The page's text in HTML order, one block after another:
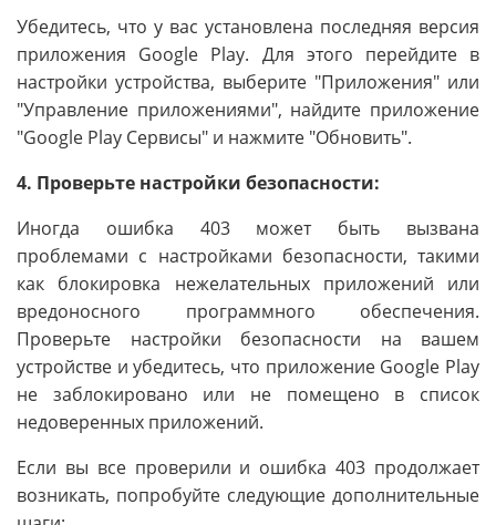
Убедитесь, что у вас установлена последняя версия
приложения Google Play. Для этого перейдите в
настройки устройства, выберите "Приложения" или
"Управление приложениями", найдите приложение
"Google Play Сервисы" и нажмите "Обновить".
4. Проверьте настройки безопасности:
Иногда ошибка 403 может быть вызвана
проблемами с настройками безопасности, такими
как блокировка нежелательных приложений или
вредоносного программного обеспечения.
Проверьте настройки безопасности на вашем
устройстве и убедитесь, что приложение Google Play
не заблокировано или не помещено в список
недоверенных приложений.
Если вы все проверили и ошибка 403 продолжает
возникать, попробуйте следующие дополнительные